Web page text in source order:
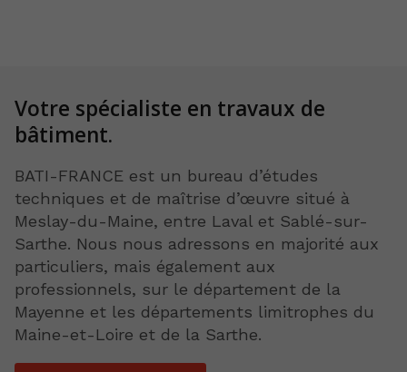
Votre spécialiste en travaux de
bâtiment.
BATI-FRANCE est un bureau d’études
techniques et de maîtrise d’œuvre situé à
Meslay-du-Maine, entre Laval et Sablé-sur-
Sarthe. Nous nous adressons en majorité aux
particuliers, mais également aux
professionnels, sur le département de la
Mayenne et les départements limitrophes du
Maine-et-Loire et de la Sarthe.